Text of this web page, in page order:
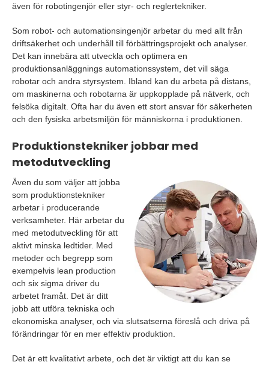
även för robotingenjör eller styr- och reglertekniker.
Som robot- och automationsingenjör arbetar du med allt från
driftsäkerhet och underhåll till förbättringsprojekt och analyser.
Det kan innebära att utveckla och optimera en
produktionsanläggnings automationssystem, det vill säga
robotar och andra styrsystem. Ibland kan du arbeta på distans,
om maskinerna och robotarna är uppkopplade på nätverk, och
felsöka digitalt. Ofta har du även ett stort ansvar för säkerheten
och den fysiska arbetsmiljön för människorna i produktionen.
Produktionstekniker jobbar med
metodutveckling
Även du som väljer att jobba
som produktionstekniker
arbetar i producerande
verksamheter. Här arbetar du
med metodutveckling för att
aktivt minska ledtider. Med
metoder och begrepp som
exempelvis lean production
och six sigma driver du
arbetet framåt. Det är ditt
jobb att utföra tekniska och
ekonomiska analyser, och via slutsatserna föreslå och driva på
förändringar för en mer effektiv produktion.
Det är ett kvalitativt arbete, och det är viktigt att du kan se